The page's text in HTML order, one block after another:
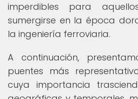
imperdibles para
sumergirse en la época
la ingeniería ferroviaria.
A continuación,
puentes más
cuya importancia